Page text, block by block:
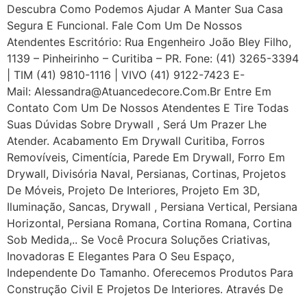
Descubra Como Podemos Ajudar A Manter Sua Casa
Segura E Funcional. Fale Com Um De Nossos
Atendentes Escritório: Rua Engenheiro João Bley Filho,
1139 – Pinheirinho – Curitiba – PR. Fone: (41) 3265-3394
| TIM (41) 9810-1116 | VIVO (41) 9122-7423 E-
Mail: Alessandra@atuancedecore.com.br Entre Em
Contato Com Um De Nossos Atendentes E Tire Todas
Suas Dúvidas Sobre Drywall ‎, Será Um Prazer Lhe
Atender. Acabamento Em Drywall Curitiba, Forros
Removíveis, Cimentícia, Parede Em Drywall, Forro Em
Drywall, Divisória Naval, Persianas, Cortinas, Projetos
De Móveis, Projeto De Interiores, Projeto Em 3D,
Iluminação, Sancas, Drywall , Persiana Vertical, Persiana
Horizontal, Persiana Romana, Cortina Romana, Cortina
Sob Medida,.. Se Você Procura Soluções Criativas,
Inovadoras E Elegantes Para O Seu Espaço,
Independente Do Tamanho. Oferecemos Produtos Para
Construção Civil E Projetos De Interiores. Através De